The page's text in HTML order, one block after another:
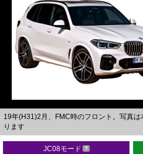
19年(H31)2月、FMC時のフロント。写真
ります
JC08モード